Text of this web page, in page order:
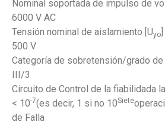
Nominal soportada de impulso de
6000 V AC
Tensión nominal de aislamiento [Uyo
500 V
Categoría de sobretensión/grado de
III/3
Circuito de Control de la fiabilidada
< 10-7(es decir, 1 si no 10Siete
de Falla